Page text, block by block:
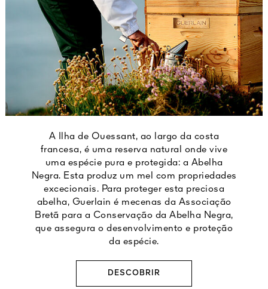
A Ilha de Ouessant, ao largo da costa
francesa, é uma reserva natural onde vive
uma espécie pura e protegida: a Abelha
Negra. Esta produz um mel com propriedades
excecionais. Para proteger esta preciosa
abelha, Guerlain é mecenas da Associação
Bretã para a Conservação da Abelha Negra,
que assegura o desenvolvimento e proteção
da espécie.
DESCOBRIR